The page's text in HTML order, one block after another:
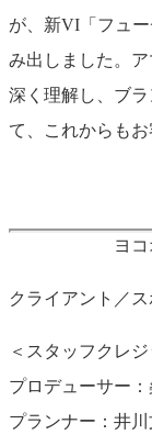
が、新VI「フュ
み出しました。
深く理解し、ブ
て、これからもお
ヨ
クライアント／
＜スタッフクレ
プロデューサー
プランナー：井